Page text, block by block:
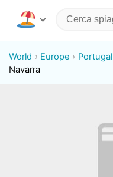
World Europe Portugal
Navarra